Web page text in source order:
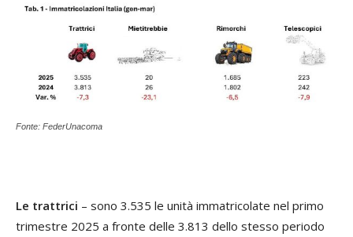
Fonte: FederUnacoma
Le trattrici – sono 3.535 le unità immatricolate nel primo
trimestre 2025 a fronte delle 3.813 dello stesso periodo